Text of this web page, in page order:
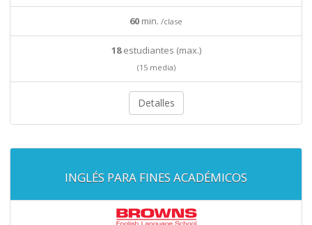
60 min. /clase
18estudiantes (max.)
(15 media)
Detalles
INGLÉS PARA FINES ACADÉMICOS